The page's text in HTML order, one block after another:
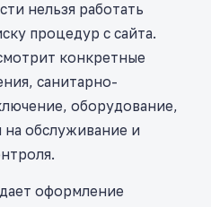
нельзя работать
процедур с сайта.
конкретные
санитарно-
оборудование,
обслуживание и
оформление